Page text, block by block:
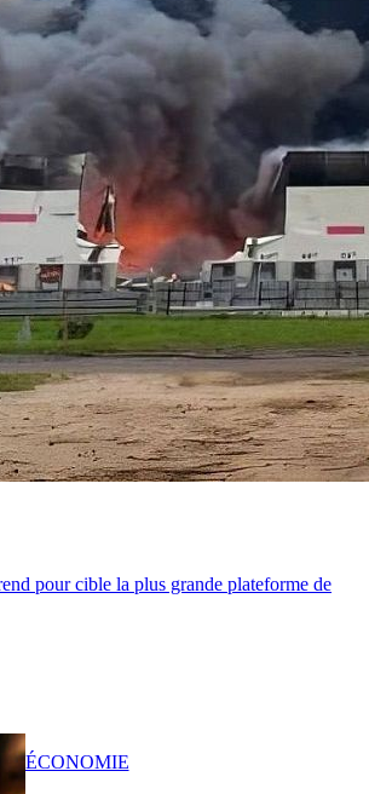
pour cible la plus grande plateforme de
ÉCONOMIE